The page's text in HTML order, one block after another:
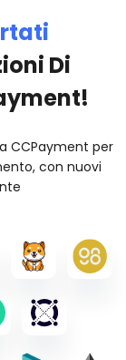
Di
CCPayment per
con nuovi